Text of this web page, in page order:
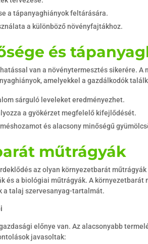
a tápanyaghiányok feltárására.
a különböző növényfajtákhoz.
és
van a növénytermesztés sikerére.
amelyekkel a gazdálkodók
sárguló leveleket eredményezhet.
a gyökérzet megfelelő kifejlődését.
és alacsony minőségű
műtrágyák
az olyan környezetbarát
és a biológiai műtrágyák. A
a talaj szervesanyag-tartalmát.
előnye van. Az alacsonyabb
javasoltak: